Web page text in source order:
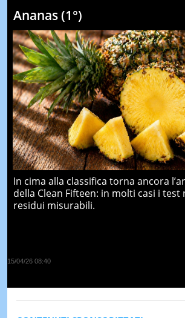
Ananas (1°)
In cima alla classifica torna ancora
della Clean Fifteen: in molti casi i test
residui misurabili.
15/04/26 08:40